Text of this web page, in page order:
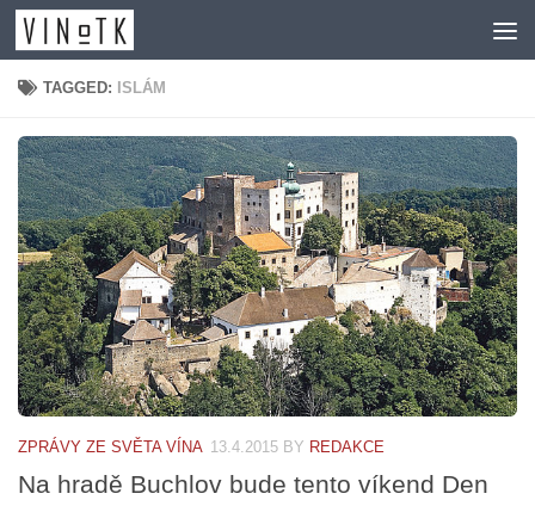
Skip to content
TAGGED: ISLÁM
ZPRÁVY ZE SVĚTA VÍNA 13.4.2015 BY REDAKCE
Na hradě Buchlov bude tento víkend Den